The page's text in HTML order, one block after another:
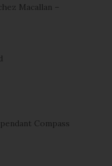
Macallan –
Compass